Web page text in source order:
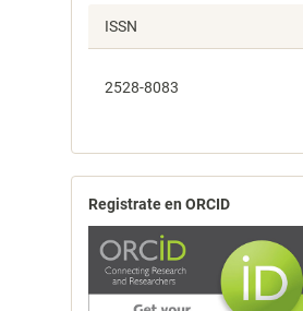
ISSN
2528-8083
Registrate en ORCID